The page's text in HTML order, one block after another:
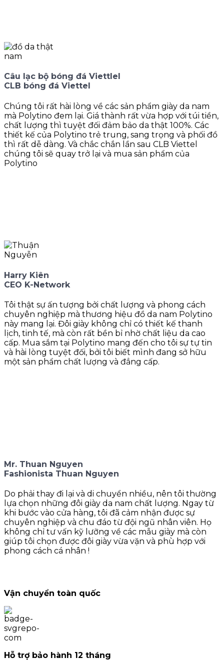
Câu lạc bộ bóng đá Viettlel
CLB bóng đá Viettel
Chúng tôi rất hài lòng về các sản phẩm giày da nam
mà Polytino đem lại. Giá thành rất vừa hợp với túi tiền,
chất lượng thì tuyệt đối đảm bảo da thật 100%. Các
thiết kế của Polytino trẻ trung, sang trọng và phối đồ
thì rất dễ dàng. Và chắc chắn lần sau CLB Viettel
chúng tôi sẽ quay trở lại và mua sản phẩm của
Polytino
Harry Kiên
CEO K-Network
Tôi thật sự ấn tượng bởi chất lượng và phong cách
chuyên nghiệp mà thương hiệu đồ da nam Polytino
này mang lại. Đôi giày không chỉ có thiết kế thanh
lịch, tinh tế, mà còn rất bền bỉ nhờ chất liệu da cao
cấp. Mua sắm tại Polytino mang đến cho tôi sự tự tin
và hài lòng tuyệt đối, bởi tôi biết mình đang sở hữu
một sản phẩm chất lượng và đẳng cấp.
Mr. Thuan Nguyen
Fashionista Thuan Nguyen
Do phải thay đi lại và di chuyển nhiều, nên tôi thường
lựa chọn những đôi giày da nam chất lượng. Ngay từ
khi bước vào cửa hàng, tôi đã cảm nhận được sự
chuyên nghiệp và chu đáo từ đội ngũ nhân viên. Họ
không chỉ tư vấn kỹ lưỡng về các mẫu giày mà còn
giúp tôi chọn được đôi giày vừa vặn và phù hợp với
phong cách cá nhân !
Vận chuyển toàn quốc
Hỗ trợ bảo hành 12 tháng